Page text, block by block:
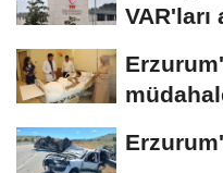
VAR'ları